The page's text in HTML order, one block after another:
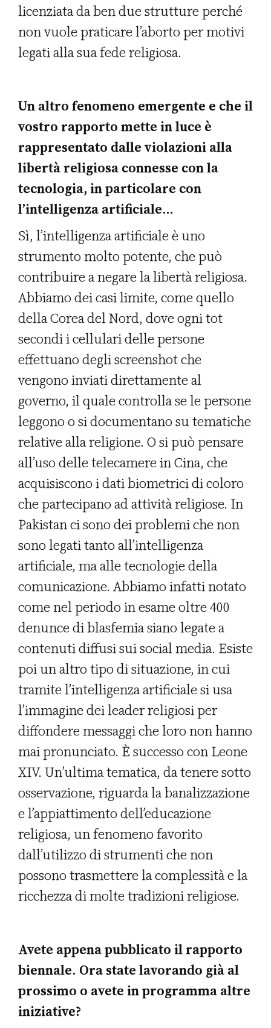
licenziata da ben due strutture perché
non vuole praticare l’aborto per motivi
legati alla sua fede religiosa.
Un altro fenomeno emergente e che il
vostro rapporto mette in luce è
rappresentato dalle violazioni alla
libertà religiosa connesse con la
tecnologia, in particolare con
l’intelligenza artificiale…
Sì, l’intelligenza artificiale è uno
strumento molto potente, che può
contribuire a negare la libertà religiosa.
Abbiamo dei casi limite, come quello
della Corea del Nord, dove ogni tot
secondi i cellulari delle persone
effettuano degli screenshot che
vengono inviati direttamente al
governo, il quale controlla se le persone
leggono o si documentano su tematiche
relative alla religione. O si può pensare
all’uso delle telecamere in Cina, che
acquisiscono i dati biometrici di coloro
che partecipano ad attività religiose. In
Pakistan ci sono dei problemi che non
sono legati tanto all’intelligenza
artificiale, ma alle tecnologie della
comunicazione. Abbiamo infatti notato
come nel periodo in esame oltre 400
denunce di blasfemia siano legate a
contenuti diffusi sui social media. Esiste
poi un altro tipo di situazione, in cui
tramite l’intelligenza artificiale si usa
l’immagine dei leader religiosi per
diffondere messaggi che loro non hanno
mai pronunciato. È successo con Leone
XIV. Un’ultima tematica, da tenere sotto
osservazione, riguarda la banalizzazione
e l’appiattimento dell’educazione
religiosa, un fenomeno favorito
dall’utilizzo di strumenti che non
possono trasmettere la complessità e la
ricchezza di molte tradizioni religiose.
Avete appena pubblicato il rapporto
biennale. Ora state lavorando già al
prossimo o avete in programma altre
iniziative?